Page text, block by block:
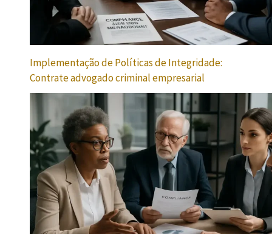
Implementação de Políticas de Integridade:
Contrate advogado criminal empresarial